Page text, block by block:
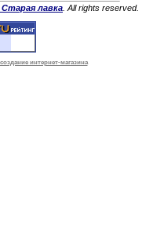
лавка . All rights reserved.
создание интернет-магазина